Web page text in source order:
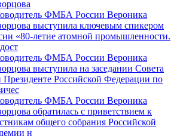
ФМБА России Вероника
выступила ключевым спикером
«80-летие атомной промышленности.
ФМБА России Вероника
выступила на заседании Совета
Президенте Российской Федерации по
ФМБА России Вероника
обратилась с приветствием к
общего собрания Российской
н